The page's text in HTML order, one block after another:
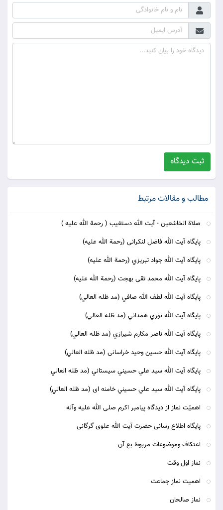
ثبت دیدگاه
مطالب و مقالات مرتبط
صلاة الخاشعين - آيت الله دستغيب ( رحمة الله عليه )
پايگاه آيت الله فاضل لنکرانی (رحمة الله علیه)
پايگاه آيت الله جواد تبريزي (رحمة الله علیه)
پايگاه آيت الله محمد تقی بهجت (رحمة الله علیه‌)
پايگاه آيت الله لطف الله صافي (مد ظله العالي‌)
پايگاه آيت الله نوري همداني (مد ظله العالي‌)
پايگاه آيت الله ناصر مکارم شيرازي (مد ظله العالي‌)
پايگاه آيت الله حسین وحید خراسانی (مد ظله العالي)
پايگاه آيت الله سيد علي حسيني سيستاني (مد ظله العالي
پايگاه آيت الله سيد علي حسيني خامنه ای (مد ظله العالي)
اهمیّت نماز از دیدگاه پیامبر اکرم صلی الله علیه وآله
پایگاه اطلاع رسانی حضرت آیت الله علوی گرگانی
اعتکاف وموضوعات مربوط بع آن
نماز اول وقت
اهمیت نماز جماعت
نماز صالحان